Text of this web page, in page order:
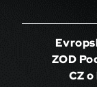
ZOD
CZ